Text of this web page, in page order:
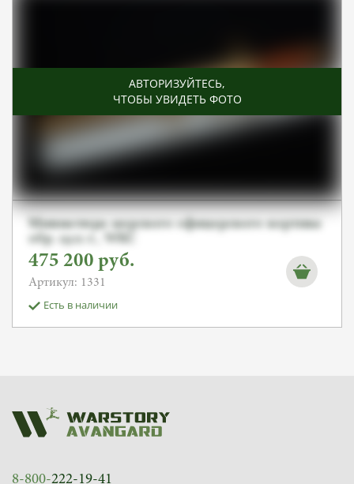
АВТОРИЗУЙТЕСЬ,
ЧТОБЫ УВИДЕТЬ ФОТО
Миниатюра морского офицерского кортика
обр. 1921 г., WKC
475 200 руб.
Артикул: 1331
Есть в наличии
8-800-222-19-41